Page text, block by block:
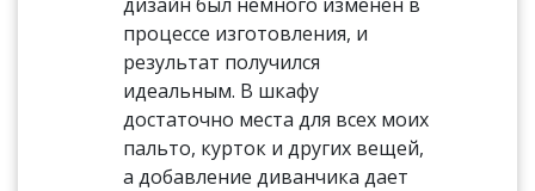
процессе изготовления, и
результат получился
идеальным. В шкафу
достаточно места для всех моих
пальто, курток и других вещей,
а добавление диванчика дает